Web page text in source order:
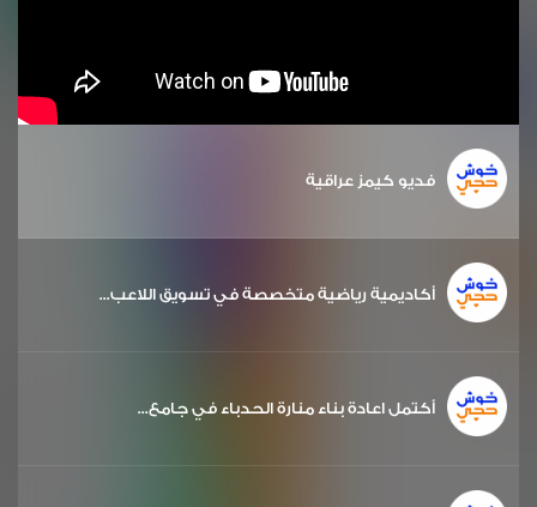
فديو كيمز عراقية
أكاديمية رياضية متخصصة في تسويق اللاعب...
أكتمل اعادة بناء منارة الحدباء في جامع...